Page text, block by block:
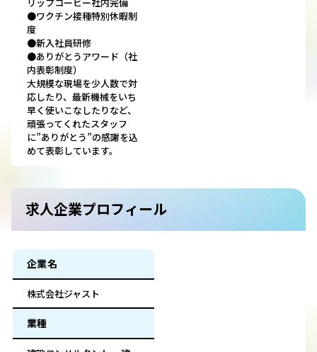
リップコーヒー社内完備
●ワクチン接種特別休暇制
度
●新入社員研修
●ありがとうアワード（社
内表彰制度）
大規模な現場を少人数で対
応したり、最新機械をいち
早く使いこなしたりなど、
頑張ってくれたスタッフ
に”ありがとう”の感謝を込
めて表彰しています。
求人企業プロフィール
企業名
株式会社ジャスト
業種